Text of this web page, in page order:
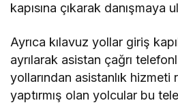
kapısına çıkarak danışmaya
Ayrıca kılavuz yollar giriş
ayrılarak asistan çağrı
yollarından asistanlık hizmeti
yaptırmış olan yolcular bu